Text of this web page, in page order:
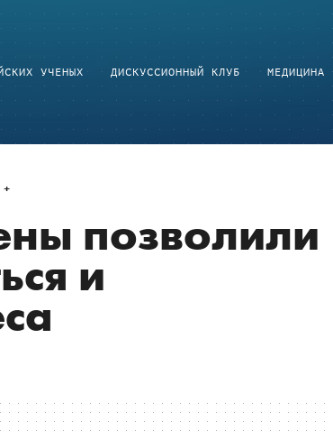
УЧЕНЫХ ДИСКУССИОННЫЙ КЛУБ МЕДИЦИНА
позволили
и